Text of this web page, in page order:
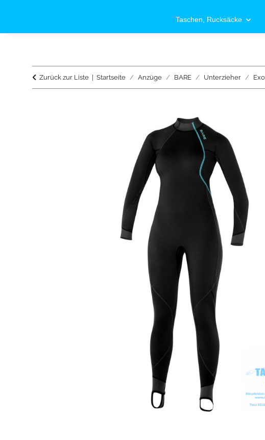
Taschen, Rucksäcke
Zurück zur Liste Startseite Anzüge BARE Unterzieher